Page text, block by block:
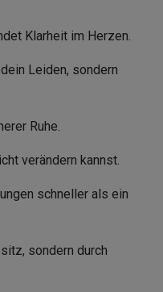
Klarheit im Herzen.
Leiden, sondern
Ruhe.
verändern kannst.
schneller als ein
sondern durch